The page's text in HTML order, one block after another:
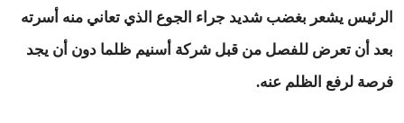
الرئيس يشعر بغضب شديد جراء الجوع الذي تعاني منه أسرته
بعد أن تعرض للفصل من قبل شركة أسنيم ظلما دون أن يجد
فرصة لرفع الظلم عنه.